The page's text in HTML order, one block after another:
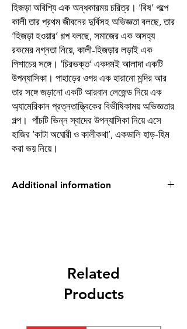
হিজড়া অবিশ্যি এক অন্ধকারময় চরিত্র। ‘বিষ’ গল্পে
কালী তার প্রথম জীবনের দুর্বিসহ অভিজ্ঞতা বলছে, তার
‘হিজড়া হওয়ার’ গল্প বলছে, সমাজের এক অসহ্য
রকমের নগ্নতা নিয়ে, কালী-হিজড়ার লড়াই এক
পিশাচের সঙ্গে। ‘চিরভক্ত’ একদমই আলাদা একটি
উপন্যাসিকা। পাহাড়ের ওপর এক হারানো মন্দির আর
তার সঙ্গে জড়ানো একটি আরবান লেজেন্ড নিয়ে এক
অ্যামেরিকান প্রত্নতাত্ত্বিকের বিভীষিকাময় অভিজ্ঞতার
গল্প। পাঁচটি ভিন্ন স্বাদের উপন্যাসিকা নিয়ে এসে
হাজির ‘কাটা অঘোরী ও কালীকথা’, একডালি হাড়-হিম
করা ভয় নিয়ে।
Additional information
Related
Products